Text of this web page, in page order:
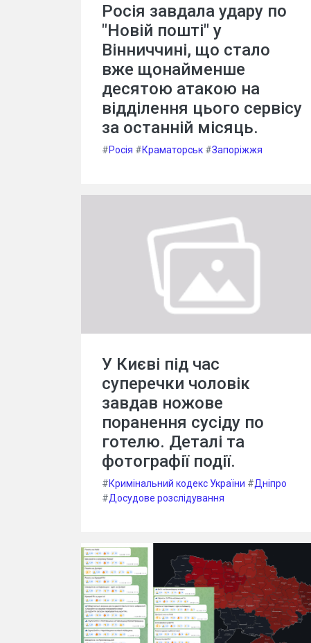
Росія завдала удару по
"Новій пошті" у
Вінниччині, що стало
вже щонайменше
десятою атакою на
відділення цього сервісу
за останній місяць.
#Росія #Краматорськ #Запоріжжя
У Києві під час
суперечки чоловік
завдав ножове
поранення сусіду по
готелю. Деталі та
фотографії події.
#Кримінальний кодекс України #Дніпро
#Досудове розслідування